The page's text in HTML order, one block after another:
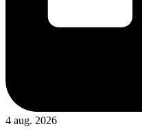
4 aug. 2026